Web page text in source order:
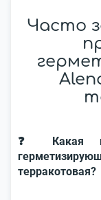
Часто
❓ Какая
терракотовая?